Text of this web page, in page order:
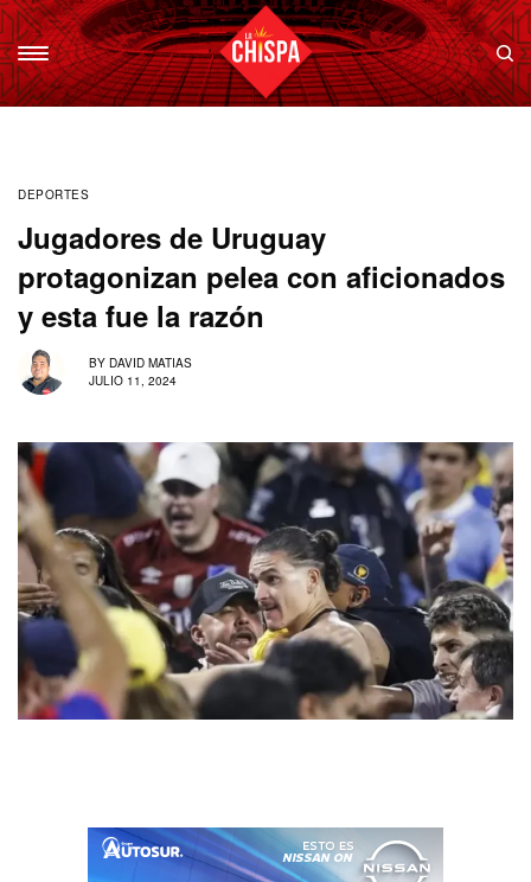
DEPORTES
Jugadores de Uruguay
protagonizan pelea con aficionados
y esta fue la razón
BY DAVID MATIAS
JULIO 11, 2024